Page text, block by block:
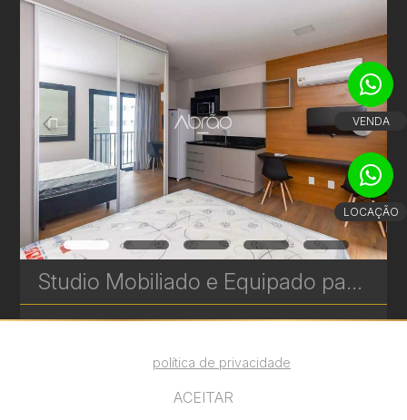
Studio Mobiliado e Equipado para Alugar no Batel - 22,95 m² - Edifício BF2211 | Ref 692
22.95 m²
política de privacidade
ACEITAR
VENDA
LOCAÇÃO